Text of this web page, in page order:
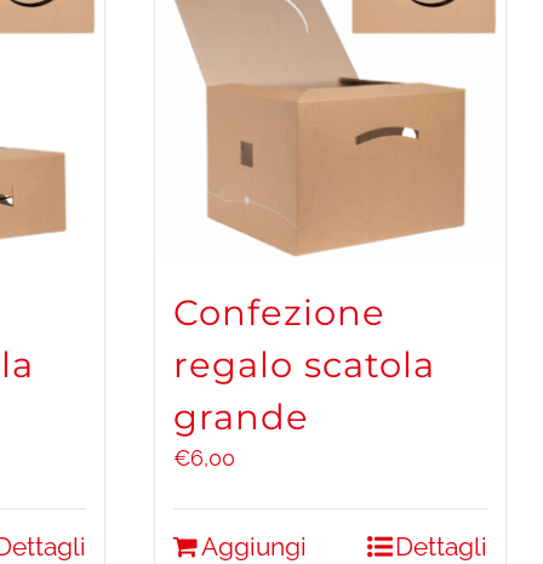
Confezione
regalo scatola
grande
€6,00
Aggiungi Dettagli